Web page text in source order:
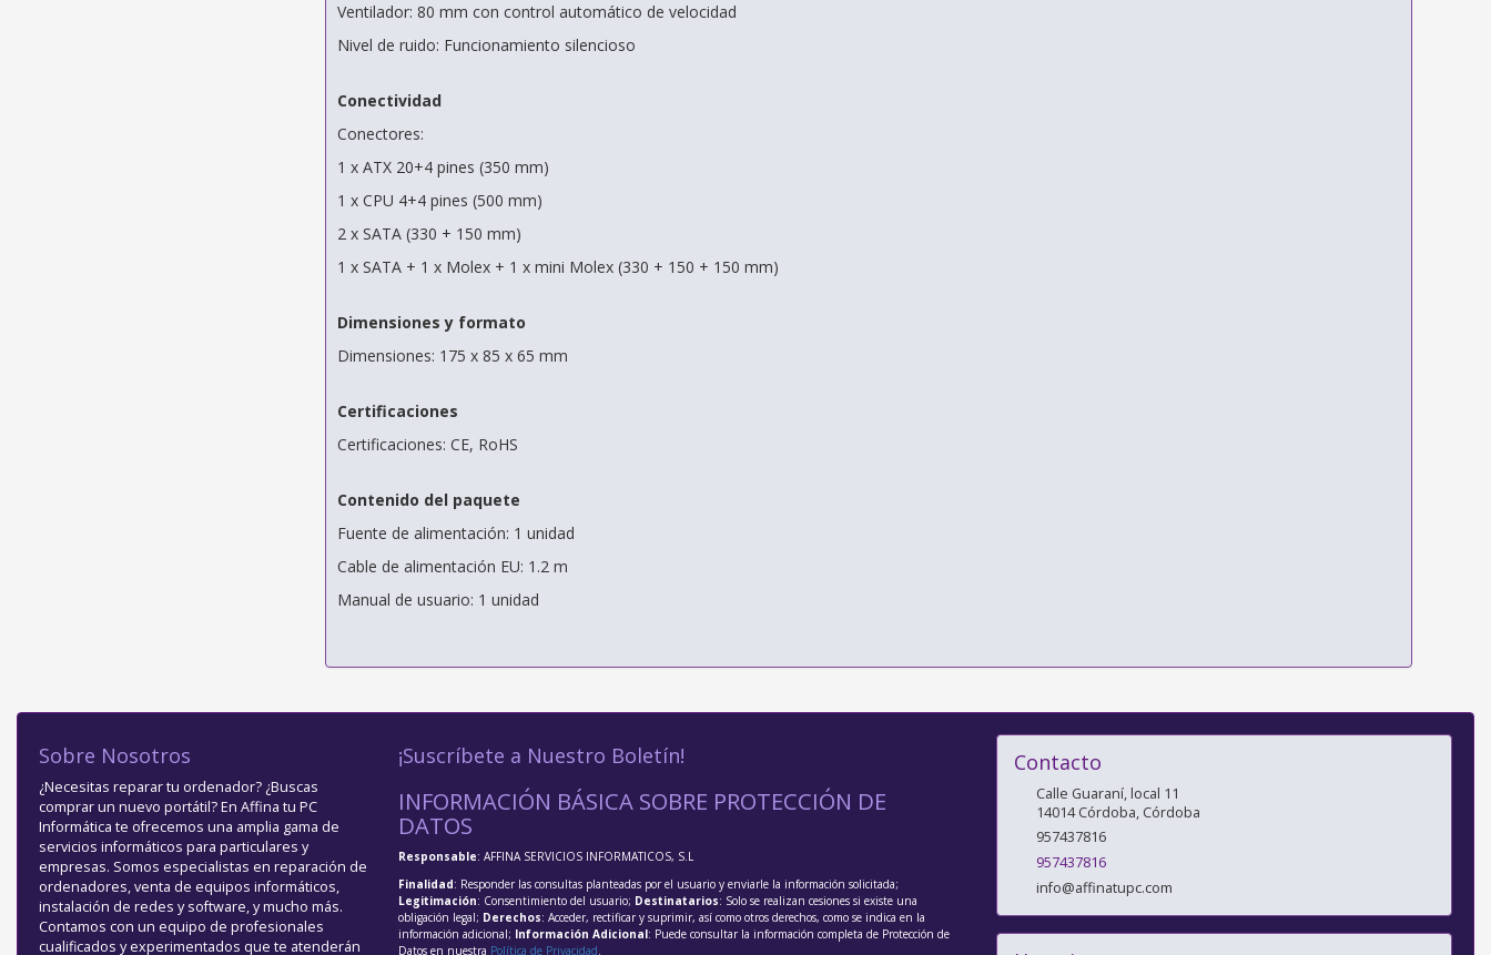
Ventilador: 80 mm con control automático de velocidad
Nivel de ruido: Funcionamiento silencioso
Conectividad
Conectores:
1 x ATX 20+4 pines (350 mm)
1 x CPU 4+4 pines (500 mm)
2 x SATA (330 + 150 mm)
1 x SATA + 1 x Molex + 1 x mini Molex (330 + 150 + 150 mm)
Dimensiones y formato
Dimensiones: 175 x 85 x 65 mm
Certificaciones
Certificaciones: CE, RoHS
Contenido del paquete
Fuente de alimentación: 1 unidad
Cable de alimentación EU: 1.2 m
Manual de usuario: 1 unidad
Sobre Nosotros
¿Necesitas reparar tu ordenador? ¿Buscas
comprar un nuevo portátil? En Affina tu PC
Informática te ofrecemos una amplia gama de
servicios informáticos para particulares y
empresas. Somos especialistas en reparación de
ordenadores, venta de equipos informáticos,
instalación de redes y software, y mucho más.
Contamos con un equipo de profesionales
cualificados y experimentados que te atenderán
¡Suscríbete a Nuestro Boletín!
INFORMACIÓN BÁSICA SOBRE PROTECCIÓN DE
DATOS
Responsable: AFFINA SERVICIOS INFORMATICOS, S.L
Finalidad: Responder las consultas planteadas por el usuario y enviarle la información solicitada;
Legitimación: Consentimiento del usuario; Destinatarios: Solo se realizan cesiones si existe una
obligación legal; Derechos: Acceder, rectificar y suprimir, así como otros derechos, como se indica en la
información adicional; Información Adicional: Puede consultar la información completa de Protección de
Datos en nuestra Política de Privacidad.
Contacto
Calle Guaraní, local 11
14014 Córdoba, Córdoba
957437816
957437816
info@affinatupc.com